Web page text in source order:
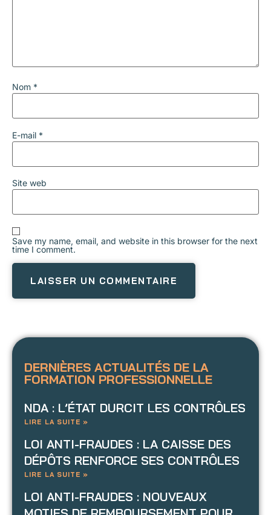
Nom *
E-mail *
Site web
Save my name, email, and website in this browser for the next
time I comment.
DERNIÈRES ACTUALITÉS DE LA
FORMATION PROFESSIONNELLE
NDA : L’ÉTAT DURCIT LES CONTRÔLES
LIRE LA SUITE »
LOI ANTI-FRAUDES : LA CAISSE DES
DÉPÔTS RENFORCE SES CONTRÔLES
LIRE LA SUITE »
LOI ANTI-FRAUDES : NOUVEAUX